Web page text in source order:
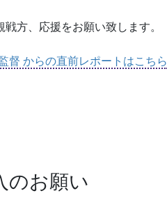
方、応援をお願い致します。
督 からの直前レポートはこちら
のお願い